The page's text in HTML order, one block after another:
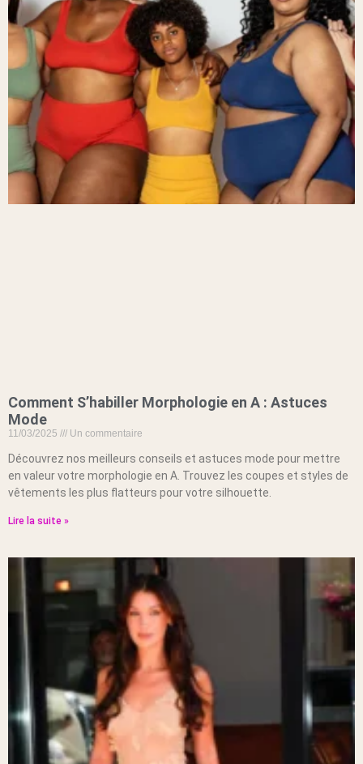
Comment S’habiller Morphologie en A : Astuces
Mode
11/03/2025 Un commentaire
Découvrez nos meilleurs conseils et astuces mode pour mettre
en valeur votre morphologie en A. Trouvez les coupes et styles de
vêtements les plus flatteurs pour votre silhouette.
Lire la suite »